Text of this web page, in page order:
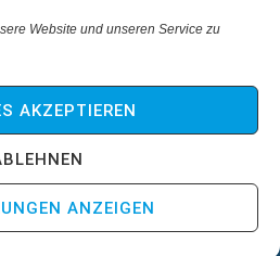
Website und unseren Service zu
AKZEPTIEREN
ANZEIGEN
Startseite
Kontakt
Datenschutz